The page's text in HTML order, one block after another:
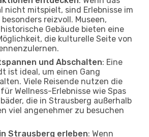
nicht mitspielt, sind Erlebnisse im
reizvoll. Museen,
Gebäude bieten eine
die kulturelle Seite von
und Abschalten: Eine
ist ideal, um einen Gang
Viele Reisende nutzen die
Wellness-Erlebnisse wie Spas
die in Strausberg außerhalb
viel angenehmer zu besuchen
Strausberg erleben: Wenn